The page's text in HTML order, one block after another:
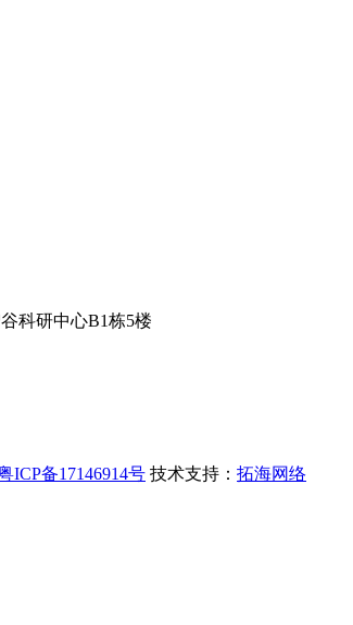
科研中心B1栋5楼
ICP备17146914号 技术支持： 拓海网络